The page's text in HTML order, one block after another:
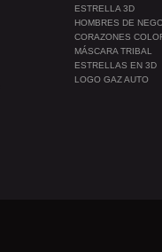
ESTRELLA 3D
HOMBRES DE
CORAZONES
MÁSCARA TRIBAL
ESTRELLAS EN 3D
LOGO GAZ AUTO